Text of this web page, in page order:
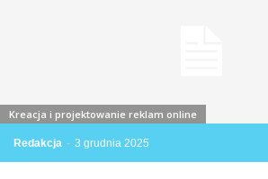
Redakcja - 3 grudnia 2025
Kreacja i projektowanie reklam online